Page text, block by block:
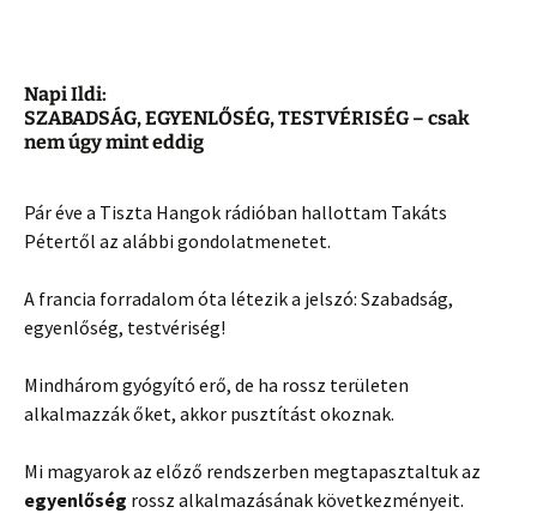
Napi Ildi:
SZABADSÁG, EGYENLŐSÉG, TESTVÉRISÉG – csak
nem úgy mint eddig
Pár éve a Tiszta Hangok rádióban hallottam Takáts
Pétertől az alábbi gondolatmenetet.
A francia forradalom óta létezik a jelszó: Szabadság,
egyenlőség, testvériség!
Mindhárom gyógyító erő, de ha rossz területen
alkalmazzák őket, akkor pusztítást okoznak.
Mi magyarok az előző rendszerben megtapasztaltuk az
egyenlőség rossz alkalmazásának következményeit.